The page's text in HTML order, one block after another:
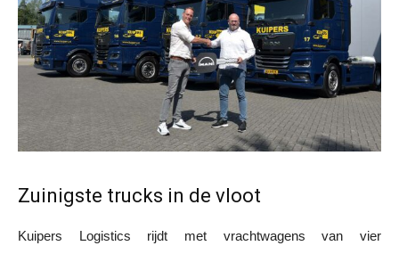
Zuinigste trucks in de vloot
Kuipers Logistics rijdt met vrachtwagens van vier